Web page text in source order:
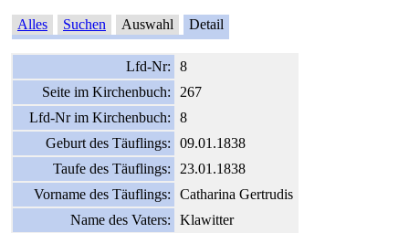
Alles Suchen Auswahl Detail
Lfd-Nr:
8
Seite im Kirchenbuch:
267
Lfd-Nr im Kirchenbuch:
8
Geburt des Täuflings:
09.01.1838
Taufe des Täuflings:
23.01.1838
Vorname des Täuflings:
Catharina Gertrudis
Name des Vaters:
Klawitter